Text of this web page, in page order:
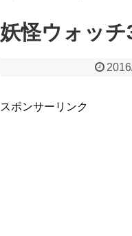
妖怪ウォッ
スポンサーリンク